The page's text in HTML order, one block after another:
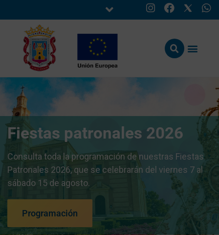
Fiestas patronales 2026
Consulta toda la programación de nuestras Fiestas
Patronales 2026, que se celebrarán del viernes 7 al
sábado 15 de agosto.
Programación